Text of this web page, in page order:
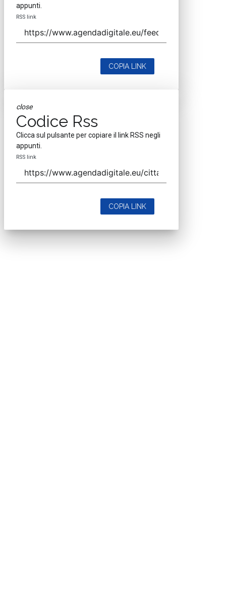
appunti.
RSS link
COPIA LINK
close
Codice Rss
Clicca sul pulsante per copiare il link RSS negli
appunti.
RSS link
COPIA LINK